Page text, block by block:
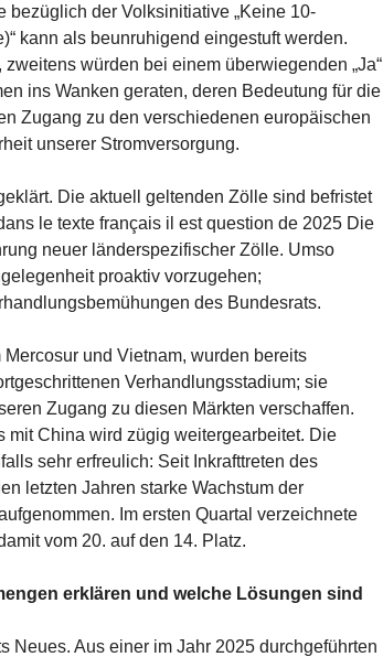
bezüglich der Volksinitiative „Keine 10-
kann als beunruhigend eingestuft werden.
würden bei einem überwiegenden „Ja“
ins Wanken geraten, deren Bedeutung für die
Zugang zu den verschiedenen europäischen
unserer Stromversorgung.
Die aktuell geltenden Zölle sind befristet
le texte français il est question de 2025 Die
neuer länderspezifischer Zölle. Umso
proaktiv vorzugehen;
des Bundesrats.
und Vietnam, wurden bereits
Verhandlungsstadium; sie
Zugang zu diesen Märkten verschaffen.
mit China wird zügig weitergearbeitet. Die
sehr erfreulich: Seit Inkrafttreten des
letzten Jahren starke Wachstum der
Im ersten Quartal verzeichnete
vom 20. auf den 14. Platz.
erklären und welche Lösungen sind
Neues. Aus einer im Jahr 2025 durchgeführten